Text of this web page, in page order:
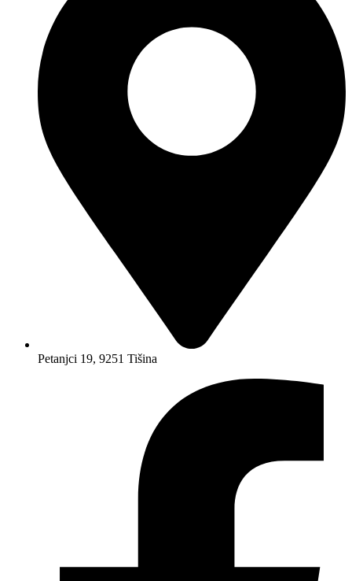
Petanjci 19, 9251 Tišina